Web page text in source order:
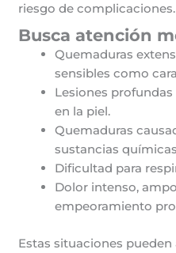
riesgo de complicaciones.
Busca atención
Quemaduras
sensibles como
Lesiones
en la piel.
Quemaduras
sustancias
Dificultad para
Dolor intenso,
empeoramiento
Estas situaciones